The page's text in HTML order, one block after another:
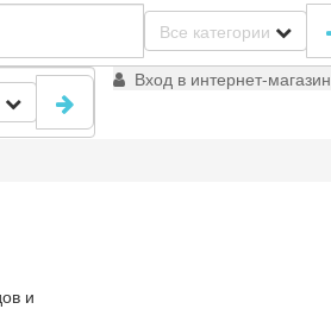
Все категории
Вход в интернет-магазин
и